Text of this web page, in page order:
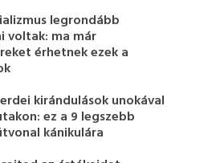
legrondább
voltak: ma már
érhetnek ezek a
kirándulások unokával
ez a 9 legszebb
kánikulára